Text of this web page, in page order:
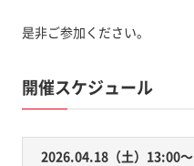
是非ご参加ください。
開催スケジュール
2026.04.18（土）13:00〜